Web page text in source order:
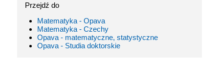
Przejdź do
Matematyka - Opava
Matematyka - Czechy
Opava - matematyczne, statystyczne
Opava - Studia doktorskie